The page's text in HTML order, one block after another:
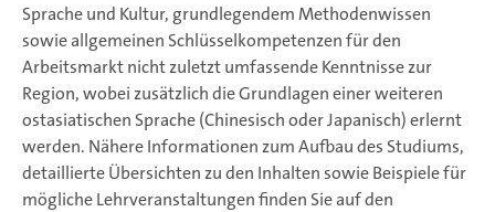
Sprache und Kultur, grundlegendem Methodenwissen
sowie allgemeinen Schlüsselkompetenzen für den
Arbeitsmarkt nicht zuletzt umfassende Kenntnisse zur
Region, wobei zusätzlich die Grundlagen einer weiteren
ostasiatischen Sprache (Chinesisch oder Japanisch) erlernt
werden. Nähere Informationen zum Aufbau des Studiums,
detaillierte Übersichten zu den Inhalten sowie Beispiele für
mögliche Lehrveranstaltungen finden Sie auf den